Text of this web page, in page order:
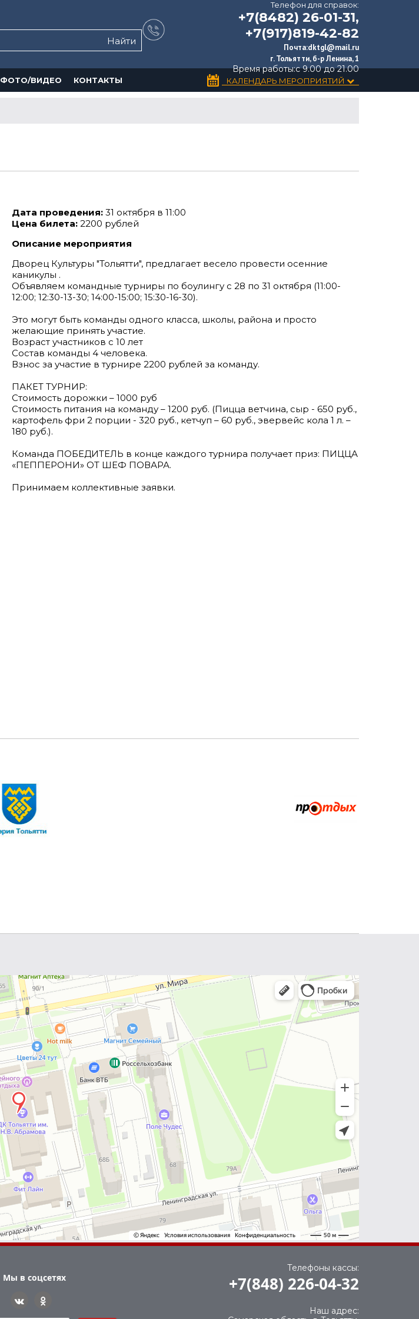
Найти
Телефон для справок:
+7(8482) 26-01-31,
+7(917)819-42-82
Почта:dktgl@mail.ru
г. Тольятти, б-р Ленина, 1
Время работы:с 9.00 до 21.00
ФОТО/ВИДЕО КОНТАКТЫ КАЛЕНДАРЬ МЕРОПРИЯТИЙ
Дата проведения: 31 октября в 11:00
Цена билета: 2200 рублей
Описание мероприятия
Дворец Культуры "Тольятти", предлагает весело провести осенние
каникулы .
Объявляем командные турниры по боулингу с 28 по 31 октября (11:00-
12:00; 12:30-13-30; 14:00-15:00; 15:30-16-30).
Это могут быть команды одного класса, школы, района и просто
желающие принять участие.
Возраст участников с 10 лет
Состав команды 4 человека.
Взнос за участие в турнире 2200 рублей за команду.
ПАКЕТ ТУРНИР:
Стоимость дорожки – 1000 руб
Стоимость питания на команду – 1200 руб. (Пицца ветчина, сыр - 650 руб.,
картофель фри 2 порции - 320 руб., кетчуп – 60 руб., эвервейс кола 1 л. –
180 руб.).
Команда ПОБЕДИТЕЛЬ в конце каждого турнира получает приз: ПИЦЦА
«ПЕППЕРОНИ» ОТ ШЕФ ПОВАРА.
Принимаем коллективные заявки.
Мы в соцсетях
Телефоны кассы:
+7(848) 226-04-32
Наш адрес: